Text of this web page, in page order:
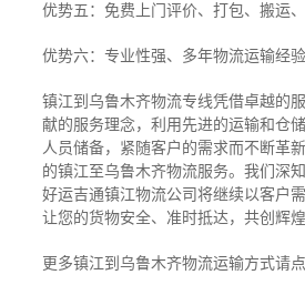
优势五：免费上门评价、打包、搬运
优势六：专业性强、多年物流运输经
镇江到乌鲁木齐物流专线凭借卓越的
献的服务理念，利用先进的运输和仓
人员储备，紧随客户的需求而不断革
的镇江至乌鲁木齐物流服务。 我们深
好运吉通镇江物流公司将继续以客户
让您的货物安全、准时抵达，共创辉煌
更多镇江到乌鲁木齐物流运输方式请